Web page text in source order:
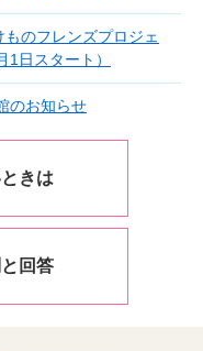
のフレンズプロジェ
日スタート）
のお知らせ
きは
回答